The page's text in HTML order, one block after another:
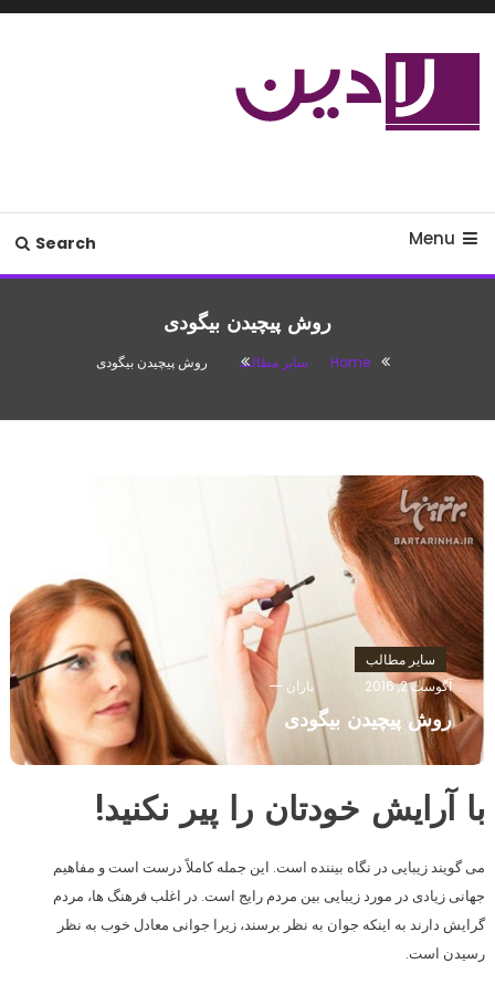
Skip
Menu
Search
روش پیچیدن بیگودی
Home سایر مطالب روش پیچیدن بیگودی
سایر مطالب
آگوست 2, 2016
باران
روش پیچیدن بیگودی
با آرایش خودتان را پیر نکنید!
می گویند زیبایی در نگاه بیننده است. این جمله کاملاً درست است و مفاهیم
جهانی زیادی در مورد زیبایی بین مردم رایج است. در اغلب فرهنگ ها، مردم
گرایش دارند به اینکه جوان به نظر برسند، زیرا جوانی معادل خوب به نظر
رسیدن است.